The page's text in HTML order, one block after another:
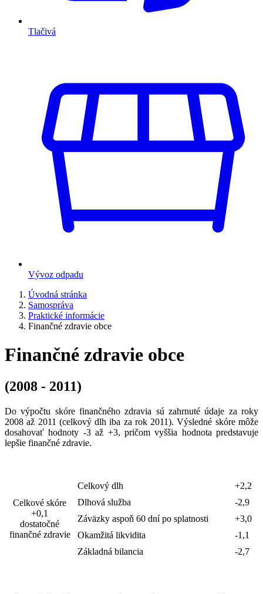
Tlačivá
Vývoz odpadu
Úvodná stránka
Samospráva
Praktické informácie
Finančné zdravie obce
Finančné zdravie obce
(2008 - 2011)
Do výpočtu skóre finančného zdravia sú zahrnuté údaje za roky
2008 až 2011 (celkový dlh iba za rok 2011). Výsledné skóre môže
dosahovať hodnoty -3 až +3, pričom vyššia hodnota predstavuje
lepšie finančné zdravie.
Celkové skóre
+0,1
dostatočné
finančné zdravie
Celkový dlh
+2,2
Dlhová služba
-2,9
Záväzky aspoň 60 dní po splatnosti
+3,0
Okamžitá likvidita
-1,1
Základná bilancia
-2,7